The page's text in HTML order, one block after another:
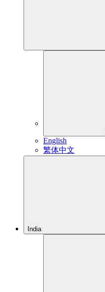
English
繁体中文
India